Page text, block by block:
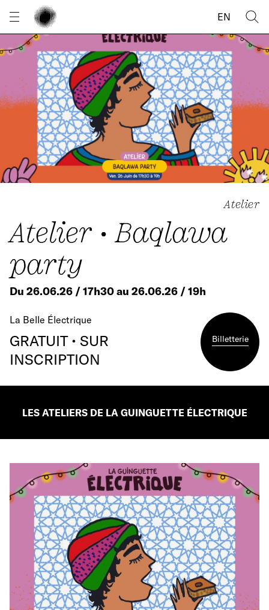
EN
Atelier
Atelier • Baqlawa
party
Du 26.06.26 / 17h30 au 26.06.26 / 19h
La Belle Électrique
GRATUIT • SUR
INSCRIPTION
Billetterie
LES ATELIERS DE LA GUINGUETTE ÉLECTRIQUE
Panneau de gestion des cookies